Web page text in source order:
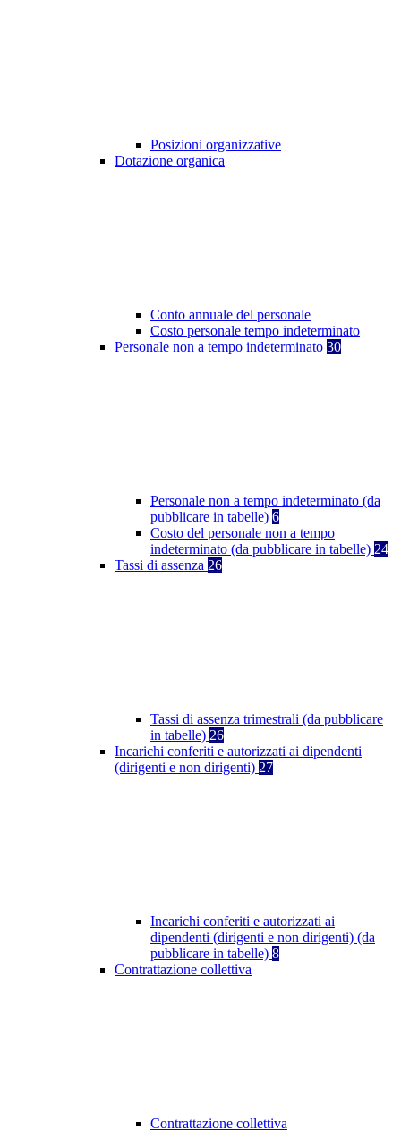
Posizioni organizzative
Dotazione organica
Conto annuale del personale
Costo personale tempo indeterminato
Personale non a tempo indeterminato 30
Personale non a tempo indeterminato (da
pubblicare in tabelle) 6
Costo del personale non a tempo
indeterminato (da pubblicare in tabelle) 24
Tassi di assenza 26
Tassi di assenza trimestrali (da pubblicare
in tabelle) 26
Incarichi conferiti e autorizzati ai dipendenti
(dirigenti e non dirigenti) 27
Incarichi conferiti e autorizzati ai
dipendenti (dirigenti e non dirigenti) (da
pubblicare in tabelle) 8
Contrattazione collettiva
Contrattazione collettiva